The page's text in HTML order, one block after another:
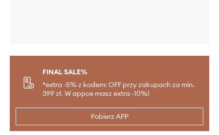
FINAL SALE%
*extra -5% z kodem: OFF przy zakupach za min.
399 zł. W appce masz extra -10%!
Pobierz APP